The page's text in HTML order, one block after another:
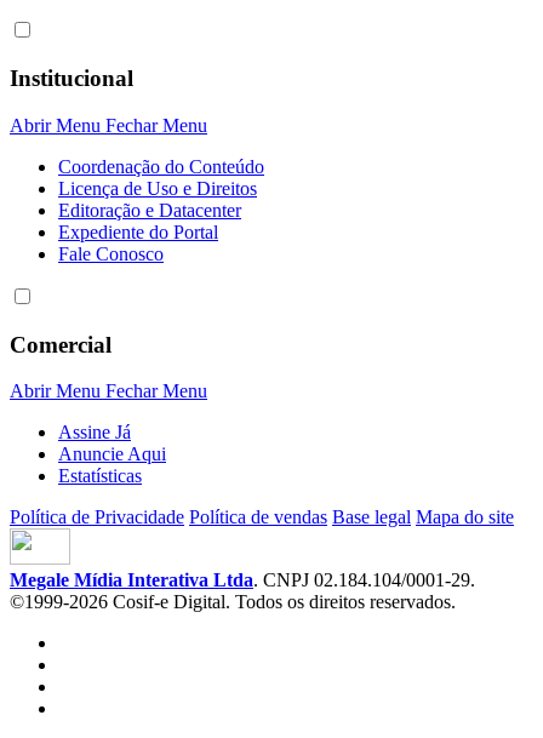
Institucional
Abrir Menu Fechar Menu
Coordenação do Conteúdo
Licença de Uso e Direitos
Editoração e Datacenter
Expediente do Portal
Fale Conosco
Comercial
Abrir Menu Fechar Menu
Assine Já
Anuncie Aqui
Estatísticas
Política de Privacidade Política de vendas Base legal Mapa do site
Megale Mídia Interativa Ltda. CNPJ 02.184.104/0001-29.
©1999-2026 Cosif-e Digital. Todos os direitos reservados.